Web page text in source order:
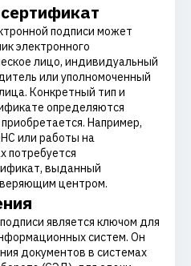
подписи может
электронного
лицо, индивидуальный
или уполномоченный
Конкретный тип и
определяются
Например,
или работы на
потребуется
выданный
центром.
является ключом для
систем. Он
документов в системах